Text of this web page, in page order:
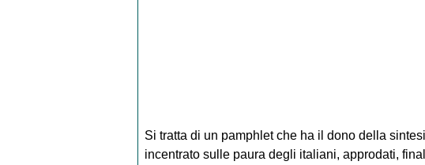
Si tratta di un pamphlet che ha il dono della
incentrato sulle paura degli italiani, approdati,